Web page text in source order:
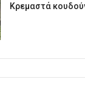
Κρεμαστά